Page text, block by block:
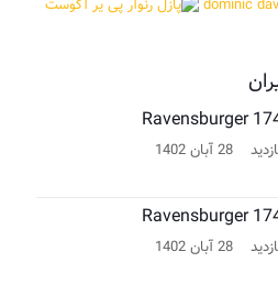
Ravensburger
28 آبان 1402
Ravensburger
28 آبان 1402